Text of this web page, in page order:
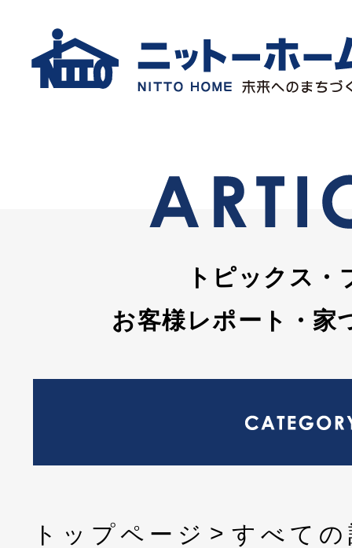
トピックス・
お客様レポート・家
トップページ すべて